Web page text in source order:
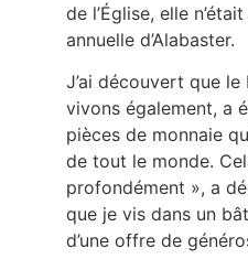
de l’Église, elle
annuelle d’Alabaster.
J’ai découvert que le
vivons également, a
pièces de monnaie
de tout le monde.
profondément », a
que je vis dans un
d’une offre de